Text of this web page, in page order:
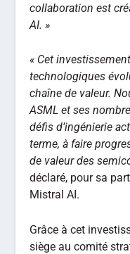
collaboration est
AI. »
« Cet
technologiques
chaîne de valeur.
ASML et ses
défis d’ingénierie
terme, à faire
de valeur des
déclaré, pour sa
Mistral AI.
Grâce à cet
siège au comité